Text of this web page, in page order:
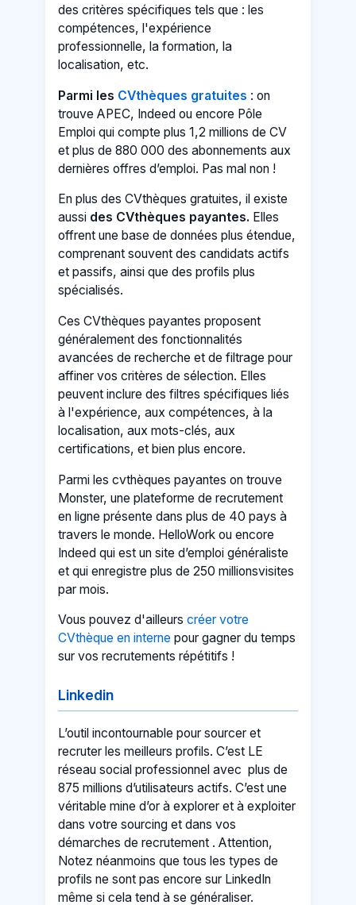
des critères spécifiques tels que : les
compétences, l'expérience
professionnelle, la formation, la
localisation, etc.
Parmi les CVthèques gratuites : on
trouve APEC, Indeed ou encore Pôle
Emploi qui compte plus 1,2 millions de CV
et plus de 880 000 des abonnements aux
dernières offres d’emploi. Pas mal non !
En plus des CVthèques gratuites, il existe
aussi des CVthèques payantes. Elles
offrent une base de données plus étendue,
comprenant souvent des candidats actifs
et passifs, ainsi que des profils plus
spécialisés.
Ces CVthèques payantes proposent
généralement des fonctionnalités
avancées de recherche et de filtrage pour
affiner vos critères de sélection. Elles
peuvent inclure des filtres spécifiques liés
à l'expérience, aux compétences, à la
localisation, aux mots-clés, aux
certifications, et bien plus encore.
Parmi les cvthèques payantes on trouve
Monster, une plateforme de recrutement
en ligne présente dans plus de 40 pays à
travers le monde. HelloWork ou encore
Indeed qui est un site d’emploi généraliste
et qui enregistre plus de 250 millionsvisites
par mois.
Vous pouvez d'ailleurscréer votre
CVthèque en interne pour gagner du temps
sur vos recrutements répétitifs !
Linkedin
L’outil incontournable pour sourcer et
recruter les meilleurs profils. C’est LE
réseau social professionnel avec plus de
875 millions d’utilisateurs actifs. C’est une
véritable mine d’or à explorer et à exploiter
dans votre sourcing et dans vos
démarches de recrutement . Attention,
Notez néanmoins que tous les types de
profils ne sont pas encore sur LinkedIn
même si cela tend à se généraliser.